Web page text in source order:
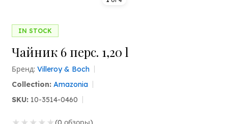
IN STOCK
Чайник 6 перс. 1,20 l
Бренд: Villeroy & Boch
Collection: Amazonia
SKU: 10-3514-0460